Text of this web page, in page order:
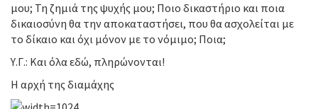
μου; Τη ζημιά της ψυχής μου; Ποιο δικαστήριο και ποια
δικαιοσύνη θα την αποκαταστήσει, που θα ασχολείται με
το δίκαιο και όχι μόνον με το νόμιμο; Ποια;
Υ.Γ.: Και όλα εδώ, πληρώνονται!
Η αρχή της διαμάχης